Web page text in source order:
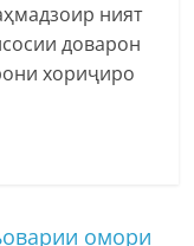
ният
доварон
хориҷиро
омори